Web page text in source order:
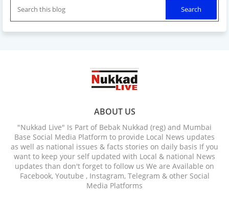
ABOUT US
"Nukkad Live" Is Part of Bebak Nukkad (reg) and Mumbai
Base Social Media Platform to provide Local News updates
as well as national issues & facts stories on daily basis If you
want to keep your self updated with Local & national News
updates than don't forget to follow us We are Available on
Facebook, Youtube , Instagram, Telegram & other Social
Media Platforms